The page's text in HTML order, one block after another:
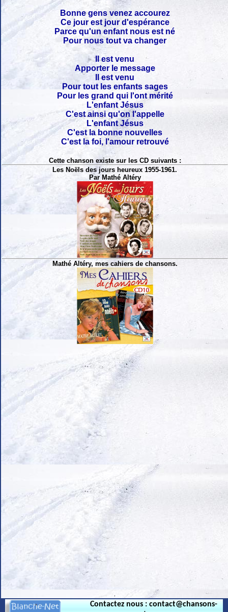
Bonne gens venez accourez
Ce jour est jour d'espérance
Parce qu'un enfant nous est né
Pour nous tout va changer
Il est venu
Apporter le message
Il est venu
Pour tout les enfants sages
Pour les grand qui l'ont mérité
L'enfant Jésus
C'est ainsi qu'on l'appelle
L'enfant Jésus
C'est la bonne nouvelles
C'est la foi, l'amour retrouvé
Cette chanson existe sur les CD suivants :
Les Noëls des jours heureux 1955-1961.
Par Mathé Altéry
Mathé Altéry, mes cahiers de chansons.
.
Contactez nous : contact@chansons-